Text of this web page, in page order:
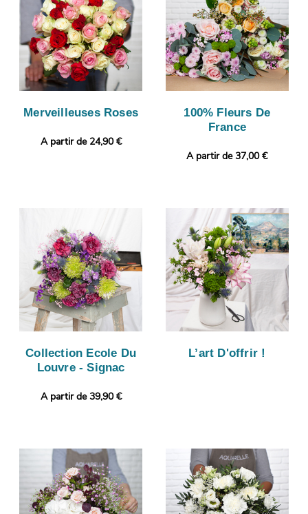
Merveilleuses Roses
A partir de 24,90 €
100% Fleurs De
France
A partir de 37,00 €
Collection Ecole Du
Louvre - Signac
A partir de 39,90 €
L’art D'offrir !